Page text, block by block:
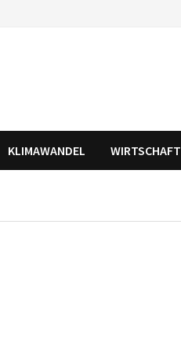
KLIMAWANDEL WIRTSCHAFT